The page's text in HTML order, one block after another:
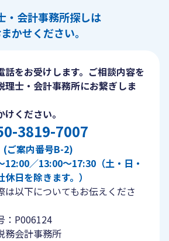
・会計事務所探しは
かせください。
話をお受けします。ご相談内容を
理士・会計事務所にお繋ぎしま
ください。
3819-7007
(ご案内番号B-2)
12:00／13:00〜17:30（土・日・
日を除きます。）
は以下についてもお伝えくださ
：P006124
務会計事務所